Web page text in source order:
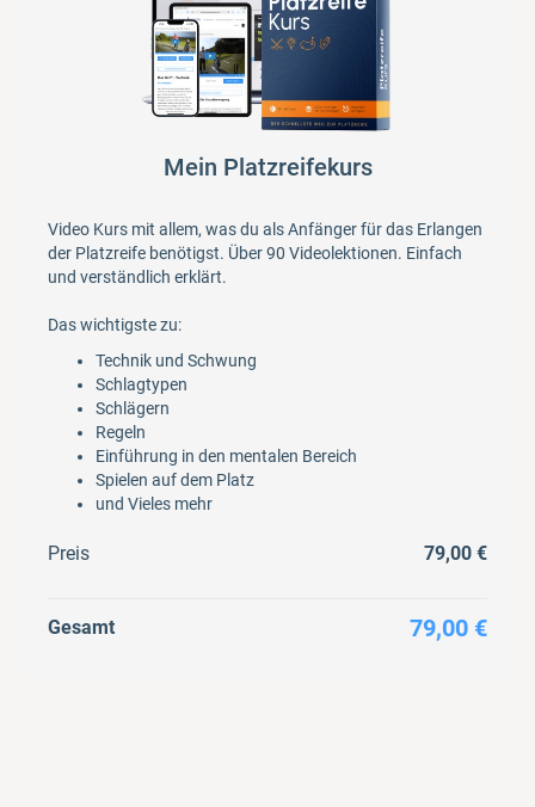
Mein Platzreifekurs
Video Kurs mit allem, was du als Anfänger für das Erlangen
der Platzreife benötigst. Über 90 Videolektionen. Einfach
und verständlich erklärt.
Das wichtigste zu:
Technik und Schwung
Schlagtypen
Schlägern
Regeln
Einführung in den mentalen Bereich
Spielen auf dem Platz
und Vieles mehr
Preis 79,00 €
Gesamt 79,00 €